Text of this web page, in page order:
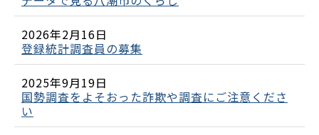
2026年2月16日
登録統計調査員の募集
2025年9月19日
国勢調査をよそおった詐欺や調査にご注意くださ
い